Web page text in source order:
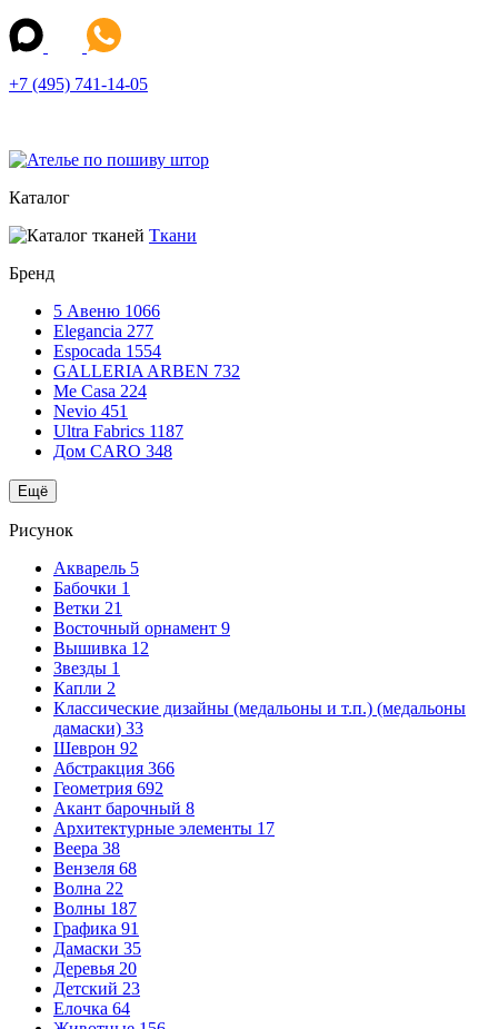
+7 (495) 741-14-05
Каталог
Ткани
Бренд
5 Авеню 1066
Elegancia 277
Espocada 1554
GALLERIA ARBEN 732
Me Casa 224
Nevio 451
Ultra Fabrics 1187
Дом CARO 348
Ещё
Рисунок
Акварель 5
Бабочки 1
Ветки 21
Восточный орнамент 9
Вышивка 12
Звезды 1
Капли 2
Классические дизайны (медальоны и т.п.) (медальоны
дамаски) 33
Шеврон 92
Абстракция 366
Геометрия 692
Акант барочный 8
Архитектурные элементы 17
Веера 38
Вензеля 68
Волна 22
Волны 187
Графика 91
Дамаски 35
Деревья 20
Детский 23
Елочка 64